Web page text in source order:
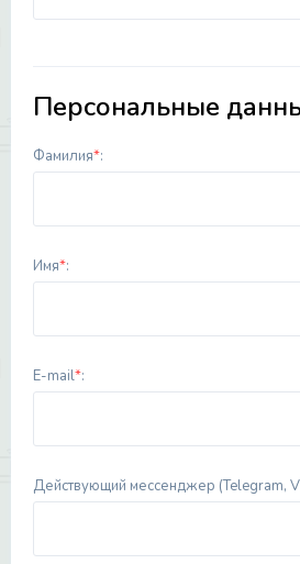
Персональные
Фамилия*:
Имя*:
E-mail*:
Действующий мессенджер (Telegram,